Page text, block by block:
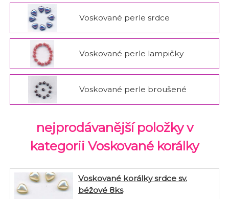
Voskované perle srdce
Voskované perle lampičky
Voskované perle broušené
nejprodávanější položky v
kategorii Voskované korálky
Voskované korálky srdce sv.
béžové 8ks